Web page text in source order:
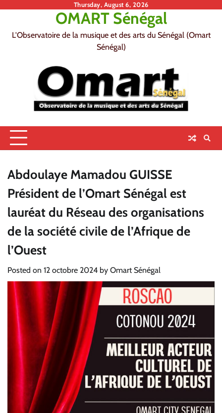
Thursday, August 6, 2026
OMART Sénégal
L'Observatoire de la musique et des arts du Sénégal (Omart
Sénégal)
Abdoulaye Mamadou GUISSE
Président de l’Omart Sénégal est
lauréat du Réseau des organisations
de la société civile de l’Afrique de
l’Ouest
Posted on 12 octobre 2024 by Omart Sénégal